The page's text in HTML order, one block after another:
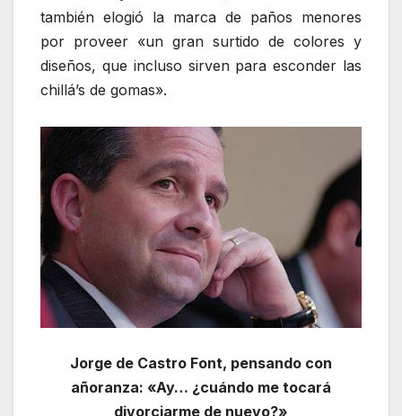
también elogió la marca de paños menores
por proveer «un gran surtido de colores y
diseños, que incluso sirven para esconder las
chillá’s de gomas».
Jorge de Castro Font, pensando con
añoranza: «Ay… ¿cuándo me tocará
divorciarme de nuevo?»